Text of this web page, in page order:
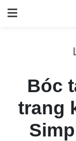
to
Bóc
trang